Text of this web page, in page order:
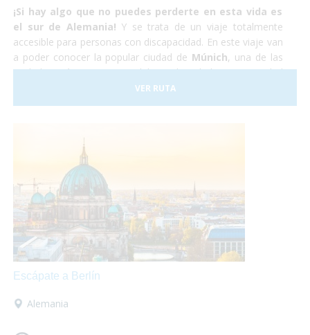
¡Si hay algo que no puedes perderte en esta vida es
el sur de Alemania! Y se trata de un viaje totalmente
accesible para personas con discapacidad. En este viaje van
a poder conocer la popular ciudad de Múnich, una de las
ciudades más importantes del mundo, y la hermosa ciudad
. No lo dudes más y atrévete
aviajar en tu silla de ruedaspor el sur de Alemania.
VER RUTA
Escápate a Berlín
Alemania